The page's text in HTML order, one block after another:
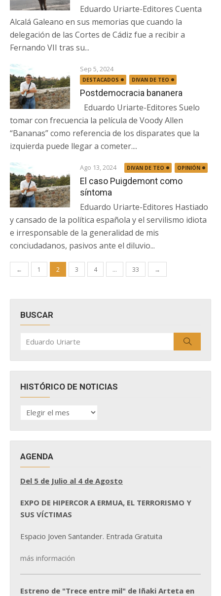
Eduardo Uriarte-Editores Cuenta
Alcalá Galeano en sus memorias que cuando la
delegación de las Cortes de Cádiz fue a recibir a
Fernando VII tras su...
Sep 5, 2024
DESTACADOS DIVAN DE TEO
Postdemocracia bananera
Eduardo Uriarte-Editores Suelo
tomar con frecuencia la película de Voody Allen
“Bananas” como referencia de los disparates que la
izquierda puede llegar a cometer....
Ago 13, 2024 DIVAN DE TEO OPINIÓN
El caso Puigdemont como
síntoma
Eduardo Uriarte-Editores Hastiado
y cansado de la política española y el servilismo idiota
e irresponsable de la generalidad de mis
conciudadanos, pasivos ante el diluvio...
Paginación
de
← 1 2 3 4 … 33 →
BUSCAR
por:
HISTÓRICO DE NOTICIAS
HISTÓRICO
DE
AGENDA
Del 5 de Julio al 4 de Agosto
EXPO DE HIPERCOR A ERMUA, EL TERRORISMO Y
SUS VÍCTIMAS
Espacio Joven Santander. Entrada Gratuita
más información
Estreno de "Trece entre mil" de Iñaki Arteta en